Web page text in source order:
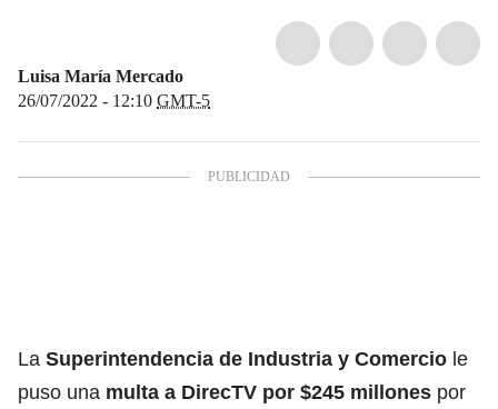
Luisa María Mercado
26/07/2022 - 12:10 GMT-5
La Superintendencia de Industria y Comercio le
puso una multa a DirecTV por $245 millones por